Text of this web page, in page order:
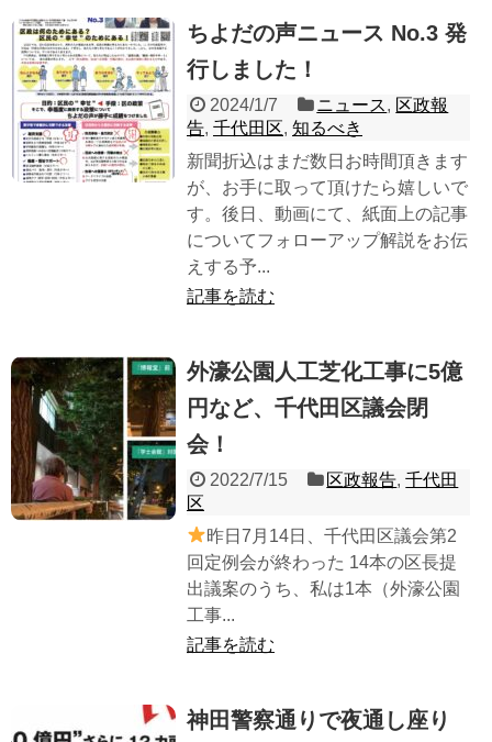
ちよだの声ニュース No.3 発
行しました！
2024/1/7 ニュース, 区政報
告, 千代田区, 知るべき
新聞折込はまだ数日お時間頂きます
が、お手に取って頂けたら嬉しいで
す。後日、動画にて、紙面上の記事
についてフォローアップ解説をお伝
えする予...
記事を読む
外濠公園人工芝化工事に5億
円など、千代田区議会閉
会！
2022/7/15 区政報告,千代田
区
昨日7月14日、千代田区議会第2
回定例会が終わった 14本の区長提
出議案のうち、私は1本（外濠公園
工事...
記事を読む
神田警察通りで夜通し座り